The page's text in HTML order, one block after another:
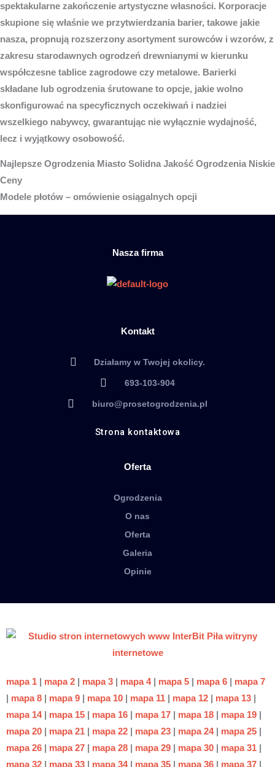
spektakularne zakończenie artystyczne własności. Korporacje
skupione się właśnie we przytwierdzania barier, takowe jakie
nasza, propnują rozszerzony asortyment surowców i wzorów, z
zakresu starodawnych ogrodzeń drewnianymi w kierunku
współczesne tablice zagrodowe czy metalowe. Barierki
składane lub ogrodzenia śrutowane to opcje, jakie wolno
skonfigurować na specyficznych oczekiwań i nadziei
wszelkiego nabywcy, gwarantując nie wyłącznie wydajność,
lecz i wyjątkowy osobowość.
Najlepsze Ogrodzenia Miasto Solidna Jakość Ogrodzenia Niskie
Ceny
Modele płotów – omówienie osiągalnych opcji
Nasza firma
Kontakt
Działamy w Twojej okolicy.
693-103-904
biuro@prosetogrodzenia.pl
Strona kontaktowa
Oferta
Ogrodzenia
O nas
Oferta
Galeria
Opinie
mapa 1 | mapa 2 | mapa 3 | mapa 4| mapa 5 | mapa 6 | mapa 7
| mapa 8 | mapa 9 | mapa 10 | mapa 11 | mapa 12 | mapa 13 |
mapa 14| mapa 15 | mapa 16 | mapa 17 | mapa 18 | mapa 19 |
mapa 20 | mapa 21 | mapa 22 | mapa 23 | mapa 24| mapa 25 |
mapa 26 | mapa 27 | mapa 28 | mapa 29 | mapa 30 | mapa 31 |
mapa 32 | mapa 33 | mapa 34| mapa 35 | mapa 36 | mapa 37 |